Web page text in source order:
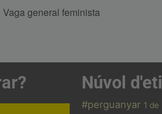
Vaga general feminista
Núvol
Tria una
#perguanyar 1 de